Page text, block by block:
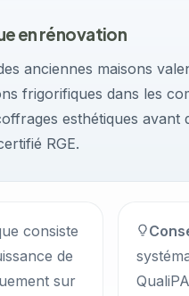
en rénovation
anciennes maisons
frigorifiques dans les
esthétiques avant
RGE.
consiste
de
sur